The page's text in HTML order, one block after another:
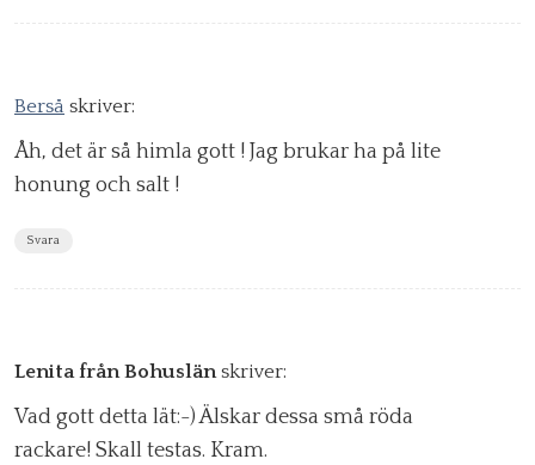
Berså skriver:
Åh, det är så himla gott ! Jag brukar ha på lite
honung och salt !
Svara
Lenita från Bohuslän skriver:
Vad gott detta lät:-) Älskar dessa små röda
rackare! Skall testas. Kram.